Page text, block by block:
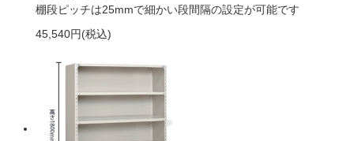
棚段ピッチは25mmで細かい段間隔の設定が可能です
45,540円(税込)